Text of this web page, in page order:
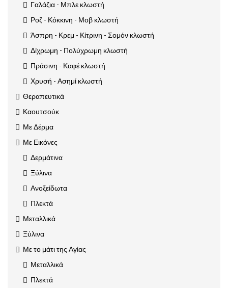
Γαλάζια - Μπλε κλωστή
Ροζ - Κόκκινη - Μοβ κλωστή
Άσπρη - Κρεμ - Κίτρινη - Σομόν κλωστή
Δίχρωμη - Πολύχρωμη κλωστή
Πράσινη - Καφέ κλωστή
Χρυσή - Ασημί κλωστή
Θεραπευτικά
Καουτσούκ
Με Δέρμα
Με Εικόνες
Δερμάτινα
Ξύλινα
Ανοξείδωτα
Πλεκτά
Μεταλλικά
Ξύλινα
Με το μάτι της Αγίας
Μεταλλικά
Πλεκτά